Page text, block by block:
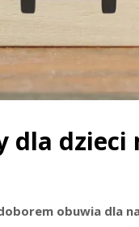
dla dzieci
obuwia dla